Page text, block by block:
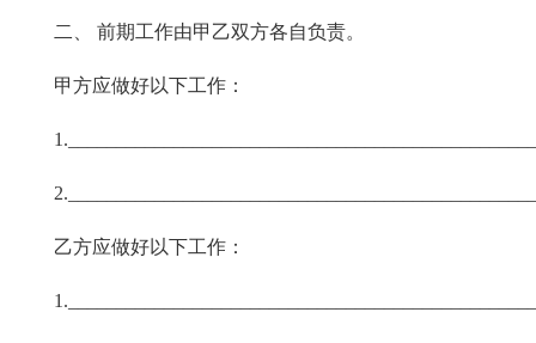
二、 前期工作由甲乙双方各自负责。
甲方应做好以下工作：
乙方应做好以下工作：